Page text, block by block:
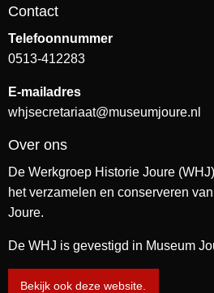
Contact
Telefoonnummer
0513-412283
E-mailadres
whjsecretariaat@museumjoure.nl
Over ons
De Werkgroep Historie Joure
het verzamelen en conserveren
Joure.
De WHJ is gevestigd in Museum
Bekijk ook deze website.